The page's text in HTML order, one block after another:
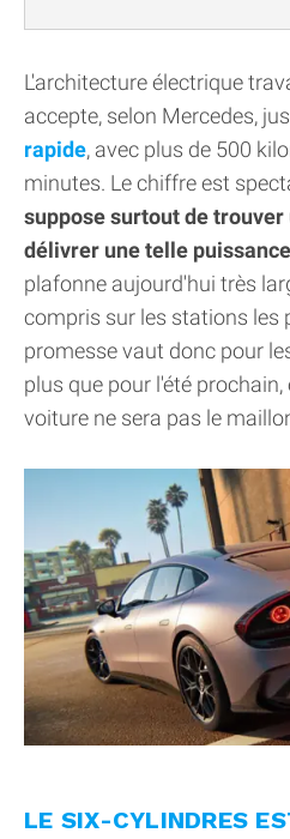
L'architecture électrique
accepte, selon Mercedes,
rapide, avec plus de 500
minutes. Le chiffre est
suppose surtout de
délivrer une telle puissance
plafonne aujourd'hui très
compris sur les stations les
promesse vaut donc pour
plus que pour l'été
voiture ne sera pas le
LE SIX-CYLINDRES